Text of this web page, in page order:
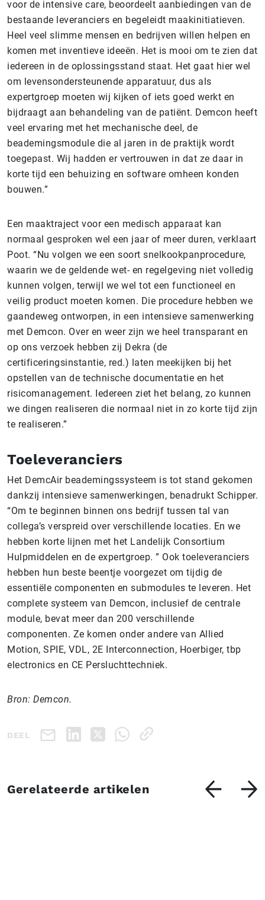
voor de intensive care, beoordeelt aanbiedingen van de
bestaande leveranciers en begeleidt maakinitiatieven.
Heel veel slimme mensen en bedrijven willen helpen en
komen met inventieve ideeën. Het is mooi om te zien dat
iedereen in de oplossingsstand staat. Het gaat hier wel
om levensondersteunende apparatuur, dus als
expertgroep moeten wij kijken of iets goed werkt en
bijdraagt aan behandeling van de patiënt. Demcon heeft
veel ervaring met het mechanische deel, de
beademingsmodule die al jaren in de praktijk wordt
toegepast. Wij hadden er vertrouwen in dat ze daar in
korte tijd een behuizing en software omheen konden
bouwen.”
Een maaktraject voor een medisch apparaat kan
normaal gesproken wel een jaar of meer duren, verklaart
Poot. “Nu volgen we een soort snelkookpanprocedure,
waarin we de geldende wet- en regelgeving niet volledig
kunnen volgen, terwijl we wel tot een functioneel en
veilig product moeten komen. Die procedure hebben we
gaandeweg ontworpen, in een intensieve samenwerking
met Demcon. Over en weer zijn we heel transparant en
op ons verzoek hebben zij Dekra (de
certificeringsinstantie, red.) laten meekijken bij het
opstellen van de technische documentatie en het
risicomanagement. Iedereen ziet het belang, zo kunnen
we dingen realiseren die normaal niet in zo korte tijd zijn
te realiseren.”
Toeleveranciers
Het DemcAir beademingssysteem is tot stand gekomen
dankzij intensieve samenwerkingen, benadrukt Schipper.
“Om te beginnen binnen ons bedrijf tussen tal van
collega’s verspreid over verschillende locaties. En we
hebben korte lijnen met het Landelijk Consortium
Hulpmiddelen en de expertgroep. ” Ook toeleveranciers
hebben hun beste beentje voorgezet om tijdig de
essentiële componenten en submodules te leveren. Het
complete systeem van Demcon, inclusief de centrale
module, bevat meer dan 200 verschillende
componenten. Ze komen onder andere van Allied
Motion, SPIE, VDL, 2E Interconnection, Hoerbiger, tbp
electronics en CE Persluchttechniek.
Bron: Demcon.
DEEL
Gerelateerde artikelen